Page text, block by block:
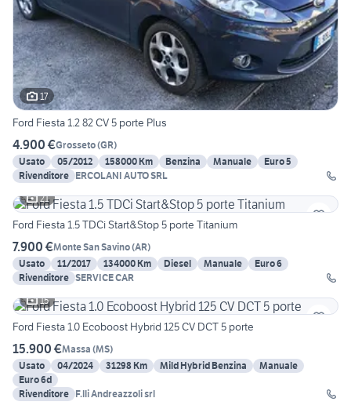
17
Ford Fiesta 1.2 82 CV 5 porte Plus
4.900 €Grosseto(GR)
Usato
05/2012 158000 Km Benzina Manuale
Euro 5
Rivenditore ERCOLANI AUTO SRL
21
Ford Fiesta 1.5 TDCi Start&Stop 5 porte Titanium
7.900 €Monte San Savino(AR)
Usato
11/2017 134000 Km Diesel Manuale
Euro 6
Rivenditore SERVICE CAR
15
Ford Fiesta 1.0 Ecoboost Hybrid 125 CV DCT 5 porte
15.900 €Massa (MS)
Usato
04/2024 31298 Km Mild Hybrid Benzina
Manuale
Euro 6d
Rivenditore F.lli Andreazzoli srl